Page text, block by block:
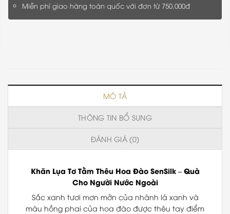
Miễn phí giao hàng toàn quốc với đơn từ 750.000đ
MÔ TẢ
THÔNG TIN BỔ SUNG
ĐÁNH GIÁ (0)
Khăn Lụa Tơ Tằm Thêu Hoa Đào SenSilk–Quà
Cho Người Nước Ngoài
Sắc xanh tươi mơn mởn của nhành lá xanh và
màu hồng phai của hoa đào được thêu tay điểm